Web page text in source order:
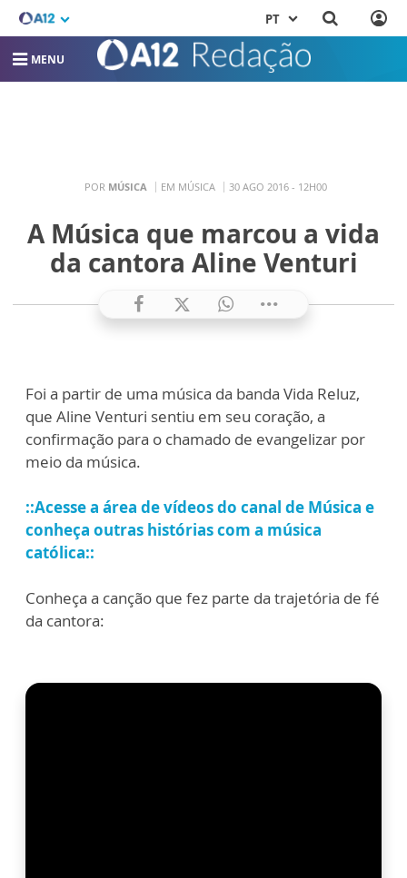
PT
MENU
POR MÚSICA EM MÚSICA 30 AGO 2016 - 12H00
A Música que marcou a vida
da cantora Aline Venturi
Foi a partir de uma música da banda Vida Reluz,
que Aline Venturi sentiu em seu coração, a
confirmação para o chamado de evangelizar por
meio da música.
::Acesse a área de vídeos do canal de Música e
conheça outras histórias com a música
católica::
Conheça a canção que fez parte da trajetória de fé
da cantora: